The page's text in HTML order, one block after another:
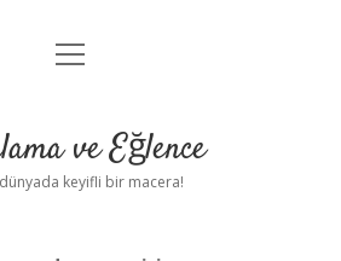
Anasayfa
Yasal Uyarı
menüyü
ve Eğlence
keyifli bir macera!